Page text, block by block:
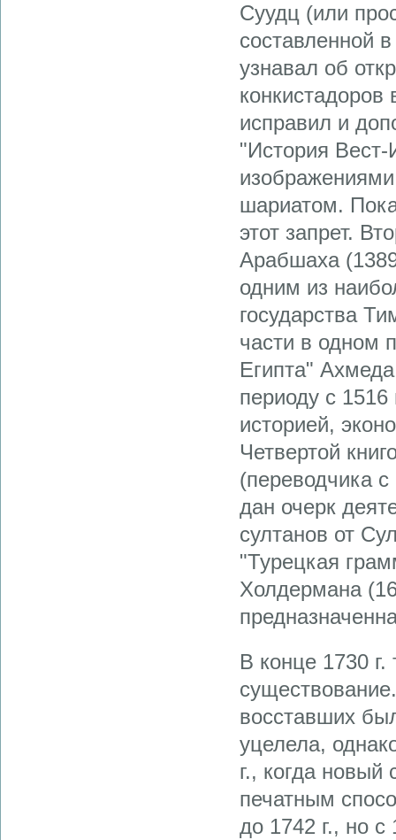
Суудц (или
составленной
узнавал об
исправил и
"История
шариатом.
этот запрет.
Арабшаха
одним из
государства
части в одном
Египта"
периоду с 1516
историей,
Четвертой
(переводчика
дан очерк
султанов от
"Турецкая
Холдермана
В конце 1730
восставших
уцелела,
г., когда
печатным
до 1742 г., но